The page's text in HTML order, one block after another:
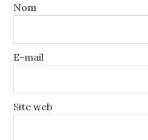
Nom
E-mail
Site web